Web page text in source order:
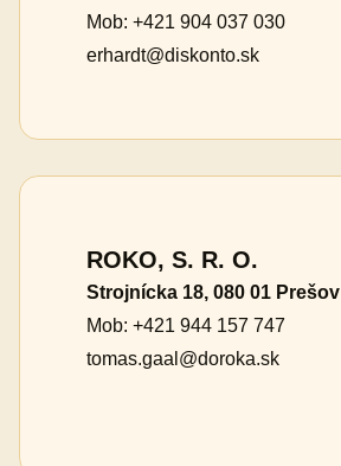
Mob: +421 904 037 030
erhardt@diskonto.sk
ROKO, S. R. O.
Strojnícka 18, 080 01 Prešov
Mob: +421 944 157 747
tomas.gaal@doroka.sk